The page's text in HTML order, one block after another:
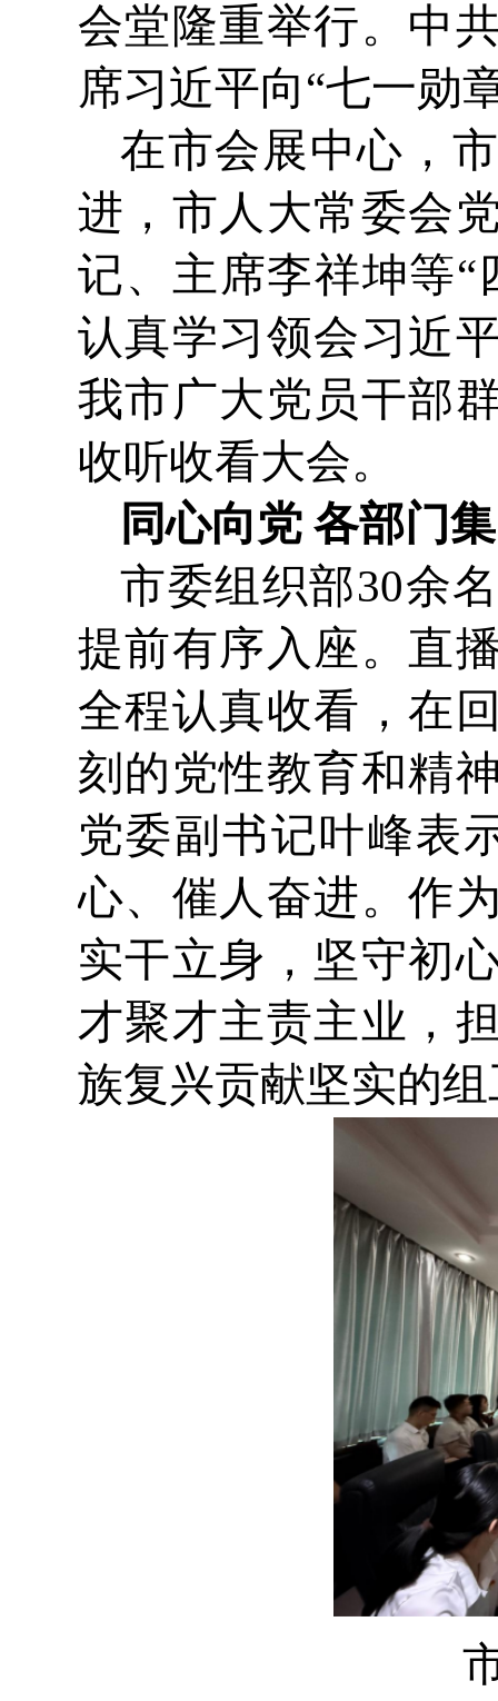
会堂隆重举行。中
席习近平向“七一勋
在市会展中心，
进，市人大常委会
记、主席李祥坤等
认真学习领会习近
我市广大党员干部
收听收看大会。
同心向党 各部门
市委组织部30余
提前有序入座。直
全程认真收看，在
刻的党性教育和精
党委副书记叶峰表
心、催人奋进。作
实干立身，坚守初
才聚才主责主业，
族复兴贡献坚实的